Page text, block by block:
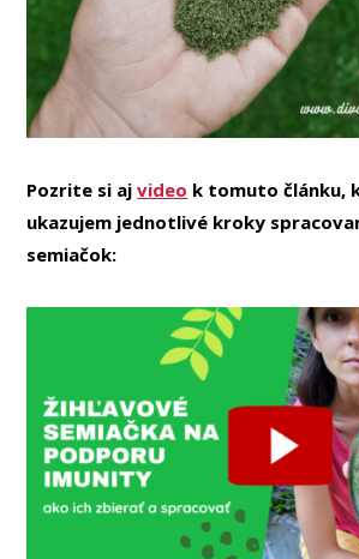
Pozrite si ajvideo k tomuto článku,
ukazujem jednotlivé kroky
semiačok: